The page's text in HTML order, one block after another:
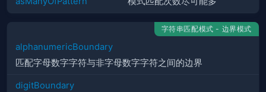
字符串匹配模式 - 边界模式
alphanumericBoundary
匹配字母数字字符与非字母数字字符之间的边界
digitBoundary